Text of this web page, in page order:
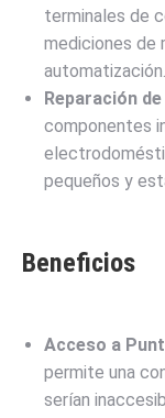
terminales de
mediciones de
automatización.
Reparación
componentes
pequeños y
Beneficios
Acceso a
permite una
serían